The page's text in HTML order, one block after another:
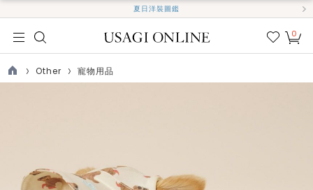
夏日洋裝圖鑑
我的
0
TOP
Other 寵物用品